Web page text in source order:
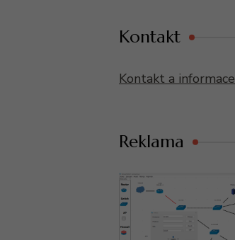
Kontakt
Kontakt a informace
Reklama